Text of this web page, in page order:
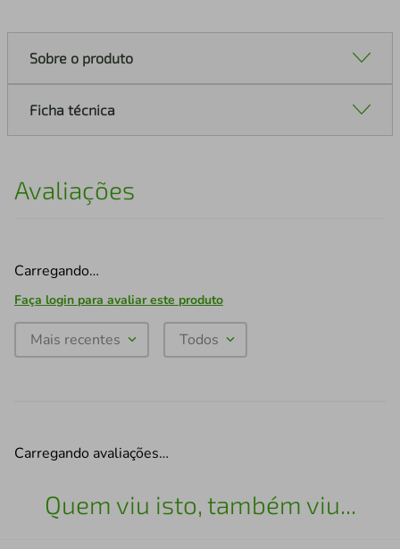
Sobre o produto
Ficha técnica
Avaliações
Carregando…
Faça login para avaliar este produto
Mais recentes Todos
Carregando avaliações…
Quem viu isto, também viu...